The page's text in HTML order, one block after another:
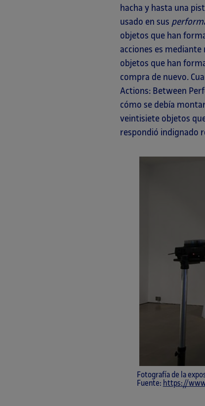
hacha y hasta una
usado en sus
objetos que han
acciones es
objetos que han
compra de nuevo.
Actions: Between
cómo se debía
veintisiete objetos
respondió indignado
Fotografía de la
Fuente: https://